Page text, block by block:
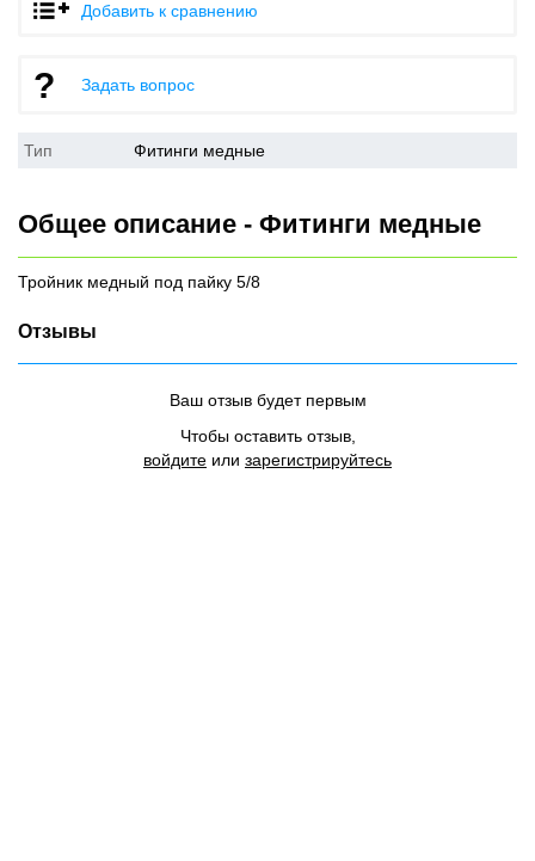
Добавить к сравнению
Задать вопрос
Тип Фитинги медные
Общее описание - Фитинги медные
Тройник медный под пайку 5/8
Отзывы
Ваш отзыв будет первым
Чтобы оставить отзыв,
войдите или зарегистрируйтесь